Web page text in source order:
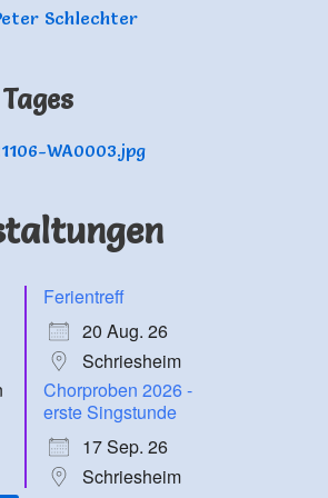
Schlechter
Ferientreff
20 Aug. 26
Schriesheim
Chorproben 2026 -
erste Singstunde
17 Sep. 26
Schriesheim